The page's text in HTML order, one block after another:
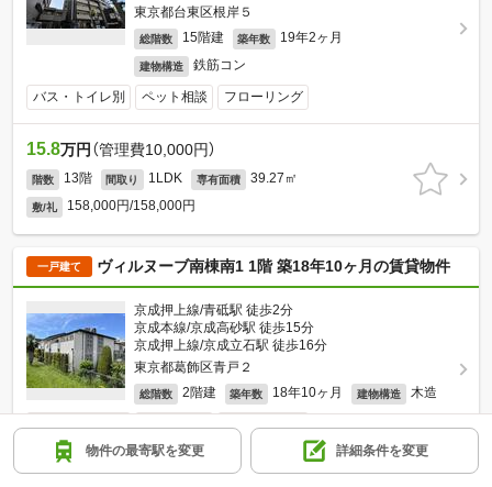
東京都台東区根岸５
総階数 15階建 築年数 19年2ヶ月
建物構造 鉄筋コン
バス・トイレ別 ペット相談 フローリング
15.8万円 （管理費10,000円）
階数 13階 間取り 1LDK 専有面積 39.27㎡
敷/礼 158,000円/158,000円
一戸建て ヴィルヌーブ南棟南1 1階 築18年10ヶ月の賃貸物件
京成押上線/青砥駅 徒歩2分
京成本線/京成高砂駅 徒歩15分
京成押上線/京成立石駅 徒歩16分
東京都葛飾区青戸２
総階数 2階建 築年数 18年10ヶ月 建物構造 木造
バス・トイレ別 ペット相談 フローリング
18.5万円（管理費不要）
物件の最寄駅を変更 詳細条件を変更